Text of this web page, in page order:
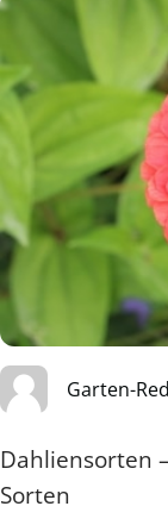
Garten-
Dahliensorten
Sorten